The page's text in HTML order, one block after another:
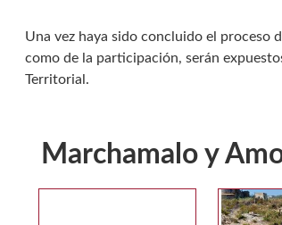
Una vez haya sido concluido el proceso
como de la participación, serán
Territorial.
Marchamalo y